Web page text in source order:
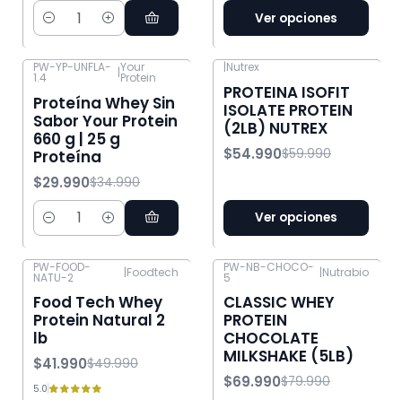
Cantidad
Ver opciones
-14% OFF
PW-YP-UNFLA-
1.4 |Your
Protein
Proteína Whey Sin
Sabor Your Protein
660 g | 25 g
Proteína
$29.990$34.990
Cantidad
|Nutrex
PROTEINA ISOFIT
ISOLATE PROTEIN
(2LB) NUTREX
$54.990$59.990
Ver opciones
-16% OFF
PW-FOOD-
NATU-2 |Foodtech
Food Tech Whey
Protein Natural 2
lb
$41.990$49.990
5.0
PW-NB-CHOCO-
5 |Nutrabio
CLASSIC WHEY
PROTEIN
CHOCOLATE
MILKSHAKE (5LB)
$69.990$79.990